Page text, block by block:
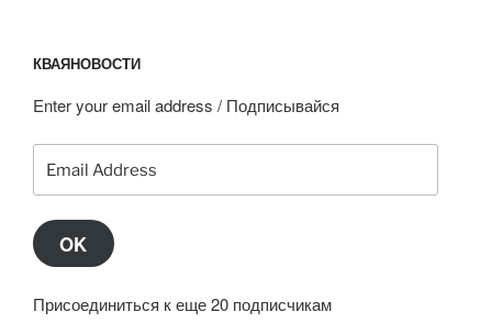
КВАЯНОВОСТИ
Enter your email address / Подписывайся
Address
OK
Присоединиться к еще 20 подписчикам